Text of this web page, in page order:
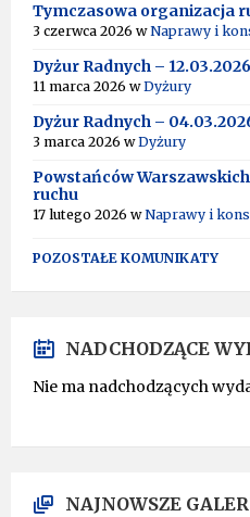
Tymczasowa organizacja
3 czerwca 2026 wNaprawy i
Dyżur Radnych – 12.03.2026
11 marca 2026 wDyżury
Dyżur Radnych –
3 marca 2026 wDyżury
Powstańców
ruchu
17 lutego 2026 wNaprawy i
POZOSTAŁE KOMUNIKATY
NADCHODZĄCE
Nie ma nadchodzących
NAJNOWSZE